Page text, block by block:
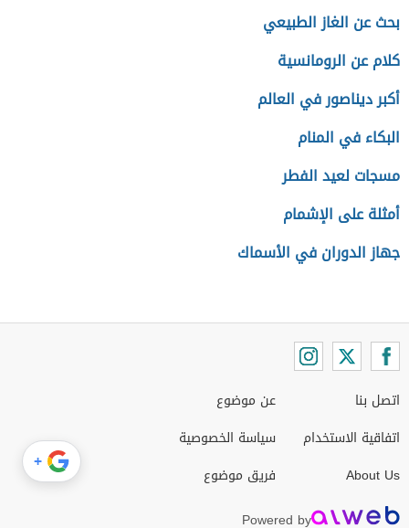
بحث عن الغاز الطبيعي
كلام عن الرومانسية
أكبر ديناصور في العالم
البكاء في المنام
مسجات لعيد الفطر
أمثلة على الإشمام
جهاز الدوران في الأسماك
اتصل بنا
اتفاقية الاستخدام
About Us
عن موضوع
سياسة الخصوصية
فريق موضوع
Powered by
+